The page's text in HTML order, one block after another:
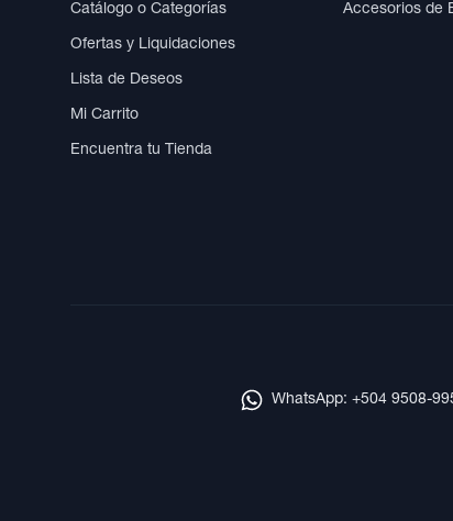
Catálogo o Categorías
Ofertas y Liquidaciones
Lista de Deseos
Mi Carrito
Encuentra tu Tienda
Accesorios de
WhatsApp: +504 9508-